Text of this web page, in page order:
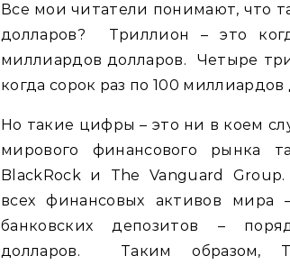
Все мои читатели понимают, что
долларов? Триллион – это
миллиардов долларов. Четыре
когда сорок раз по 100 миллиардов
Но такие цифры – это ни в коем
мирового финансового рынка
BlackRock и The Vanguard
всех финансовых активов мира
банковских депозитов –
долларов. Таким образом,